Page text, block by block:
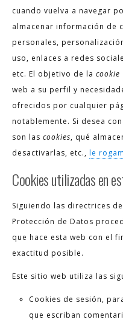
cuando vuelva a navegar
almacenar información de
personales,
uso, enlaces a redes
etc. El objetivo de la cookie
web a su perfil y
ofrecidos por cualquier
notablemente. Si desea
son las cookies, qué
desactivarlas, etc., le
Cookies utilizadas en
Siguiendo las directrices
Protección de Datos
que hace esta web con el
exactitud posible.
Este sitio web utiliza las
Cookies de sesión,
que escriban